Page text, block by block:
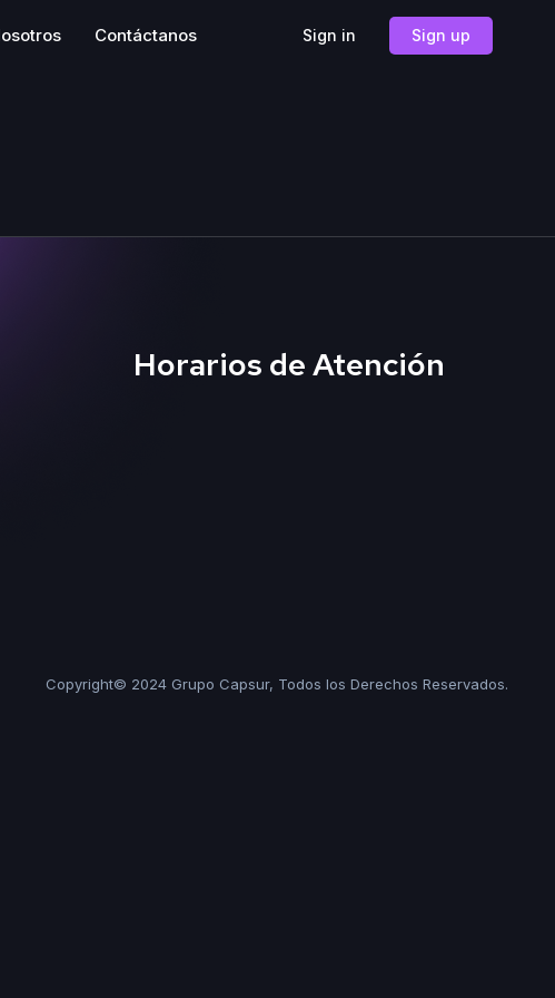
Contáctanos Sign in Sign up
Horarios de Atención
Copyright© 2024 Grupo Capsur, Todos los Derechos Reservados.